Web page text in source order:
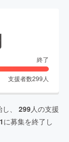
終了
支援者数299人
、 299人の支援
に募集を終了し